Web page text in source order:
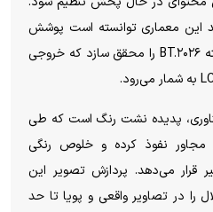
این معماری توانسته است پوشش
۸۸ درصدی فضای رنگی پیشرفته BT.۲۰۲۶ را محقق سازد که خروجی
پدیده نشت رنگ است که طی
نفوذ کرده و خلوص رنگی
قرار می‌دهد. پردازش تصویر این
را در تصاویر واقعی و پویا تا حد